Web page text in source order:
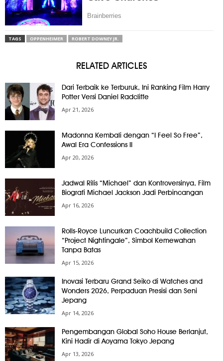
TAGS OPPENHEIMER ROBERT DOWNEY JR.
RELATED ARTICLES
Dari Terbaik ke Terburuk, Ini Ranking Film Harry
Potter Versi Daniel Radcliffe
Apr 21, 2026
Madonna Kembali dengan “I Feel So Free”,
Awal Era Confessions II
Apr 20, 2026
Jadwal Rilis “Michael” dan Kontroversinya, Film
Biografi Michael Jackson Jadi Perbincangan
Apr 16, 2026
Rolls-Royce Luncurkan Coachbuild Collection
“Project Nightingale”, Simbol Kemewahan
Tanpa Batas
Apr 15, 2026
Inovasi Terbaru Grand Seiko di Watches and
Wonders 2026, Perpaduan Presisi dan Seni
Jepang
Apr 14, 2026
Pengembangan Global Soho House Berlanjut,
Kini Hadir di Aoyama Tokyo Jepang
Apr 13, 2026